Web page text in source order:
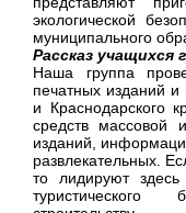
экологической
муниципального
Рассказ учащихся
Наша группа
печатных изданий
и Краснодарского
средств массовой
изданий,
развлекательных.
то лидируют
туристического